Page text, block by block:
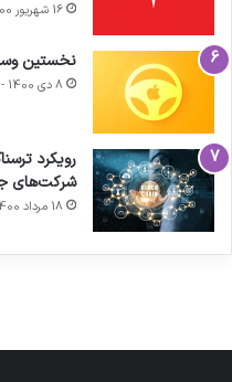
16 شهریور 1400 - 7:42 ب.ظ
نخستین
8 دی 1400 - 7:42 ب.ظ
رویکرد
شرکت‌های
18 مرداد 1400 - 7:42 ب.ظ
آماده
برای
کشف
توسط
ژاکت
ی سفر
مجازی
…
توسط
ژاکت